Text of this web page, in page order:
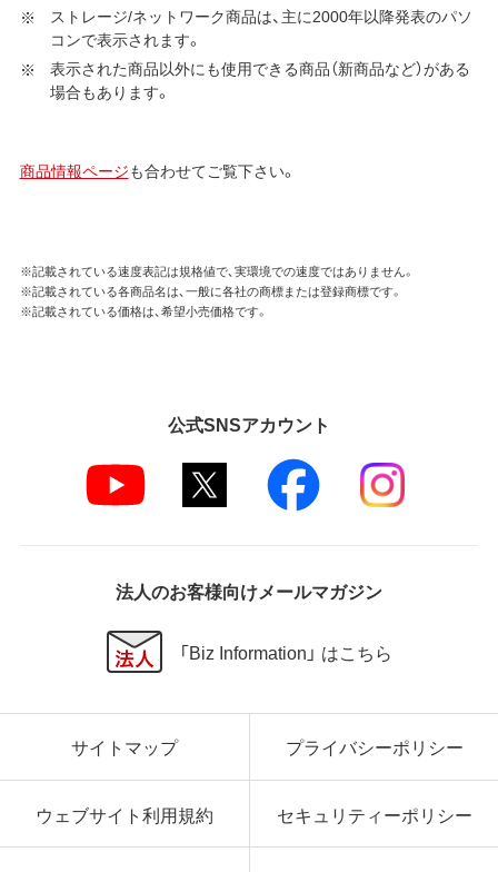
ストレージ/ネットワーク商品は、主に2000年以降発表のパソ
コンで表示されます。
表示された商品以外にも使用できる商品（新商品など）がある
場合もあります。
商品情報ページも合わせてご覧下さい。
※記載されている速度表記は規格値で、実環境での速度ではありません。
※記載されている各商品名は、一般に各社の商標または登録商標です。
※記載されている価格は、希望小売価格です。
公式SNSアカウント
法人のお客様向けメールマガジン
「Biz Information」 はこちら
サイトマップ プライバシーポリシー
ウェブサイト利用規約 セキュリティーポリシー